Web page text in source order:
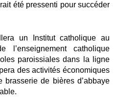
été pressenti pour succéder
un Institut catholique au
l’enseignement catholique
paroissiales dans la ligne
des activités économiques
brasserie de bières d’abbaye